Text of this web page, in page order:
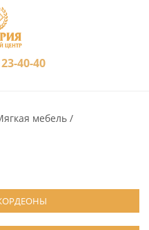
40-40
мебель